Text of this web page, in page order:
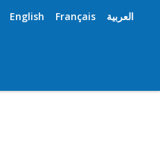
English Français العربية